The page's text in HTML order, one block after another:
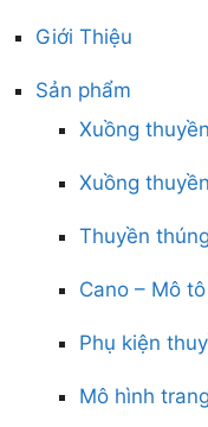
Giới Thiệu
Sản phẩm
Xuồng
Xuồng
Thuyền thúng
Cano – Mô
Phụ kiện
Mô hình